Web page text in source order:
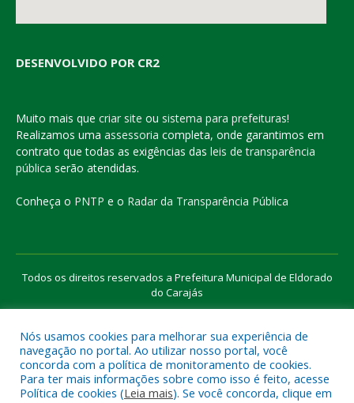
DESENVOLVIDO POR CR2
Muito mais que criar site ou sistema para prefeituras!
Realizamos uma assessoria completa, onde garantimos em
contrato que todas as exigências das leis de transparência
pública serão atendidas.
Conheça o PNTP e o Radar da Transparência Pública
Todos os direitos reservados a Prefeitura Municipal de Eldorado
do Carajás
Mapa do Site
Acessar Área Administrativa
Acessar o Webmail
Nós usamos cookies para melhorar sua experiência de
navegação no portal. Ao utilizar nosso portal, você
concorda com a política de monitoramento de cookies.
Para ter mais informações sobre como isso é feito, acesse
Política de cookies (Leia mais). Se você concorda, clique em